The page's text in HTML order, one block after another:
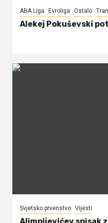
ABA Liga Evroliga Ostalo
Alekej Pokuševski
Svjetsko prvenstvo Vijesti